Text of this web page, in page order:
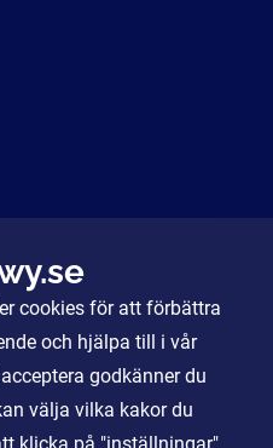
cookies för att förbättra
och hjälpa till i vår
godkänner du
välja vilka kakor du